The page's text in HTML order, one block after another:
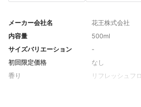
メーカー会社名
花王株式会社
内容量
500ml
サイズバリエーション
-
初回限定価格
なし
香り
リフレッシュフ
水、ラウレス硫
ラウレス-16、